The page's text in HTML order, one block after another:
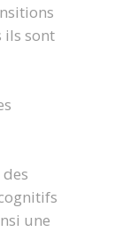
ils sont
une